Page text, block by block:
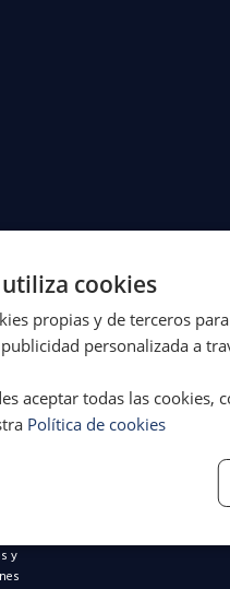
y
cookies
propias y de terceros
personalizada a
aceptar todas las cookies,
Política de cookies